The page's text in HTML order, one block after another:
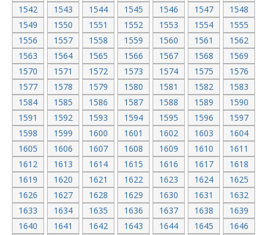
1542
1543 1544 1545 1546 1547
1548
1549
1550 1551 1552 1553 1554
1555
1556
1557 1558 1559 1560 1561
1562
1563
1564 1565 1566 1567 1568
1569
1570
1571 1572 1573 1574 1575
1576
1577
1578 1579 1580 1581 1582
1583
1584
1585 1586 1587 1588 1589
1590
1591
1592 1593 1594 1595 1596
1597
1598
1599 1600 1601 1602 1603
1604
1605
1606 1607 1608 1609 1610
1611
1612
1613 1614 1615 1616 1617
1618
1619
1620 1621 1622 1623 1624
1625
1626
1627 1628 1629 1630 1631
1632
1633
1634 1635 1636 1637 1638
1639
1640
1641 1642 1643 1644 1645
1646